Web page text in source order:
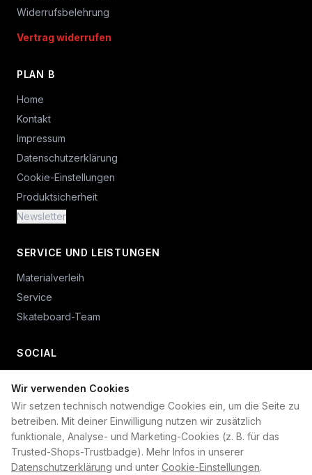
Wir verwenden Cookies
Wir setzen technisch notwendige Cookies ein, um die Seite zu
betreiben. Mit deiner Einwilligung nutzen wir zusätzlich
funktionale, Analyse- und Marketing-Cookies (z. B. für das
Trusted-Shops-Trustbadge). Mehr Infos in unserer
Datenschutzerklärung und unter Cookie-Einstellungen.
Widerrufsbelehrung
Vertrag widerrufen
PLAN B
Home
Kontakt
Impressum
Datenschutzerklärung
Cookie-Einstellungen
Produktsicherheit
Newsletter
SERVICE UND LEISTUNGEN
Materialverleih
Service
Skateboard-Team
SOCIAL
+49 234 687 00 38
shop@plan-b-funsport.de
Sichere Zahlung mit: